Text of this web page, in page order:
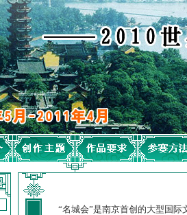
“名城会”是南京首创的大型国际